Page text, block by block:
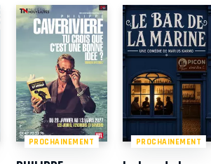
PROCHAINEMENT PROCHAINEMENT